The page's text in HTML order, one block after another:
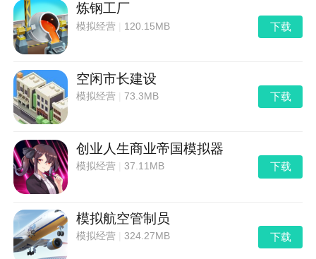
炼钢工厂
模拟经营 120.15MB 下载
空闲市长建设
模拟经营 |73.3MB 下载
创业人生商业帝国模拟器
模拟经营 |37.11MB 下载
模拟航空管制员
模拟经营 |324.27MB 下载